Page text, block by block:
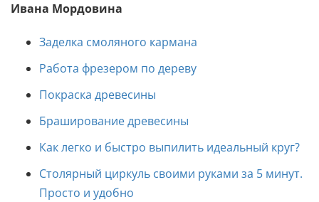
Ивана Мордовина
Заделка смоляного кармана
Работа фрезером по дереву
Покраска древесины
Браширование древесины
Как легко и быстро выпилить идеальный круг?
Столярный циркуль своими руками за 5 минут.
Просто и удобно